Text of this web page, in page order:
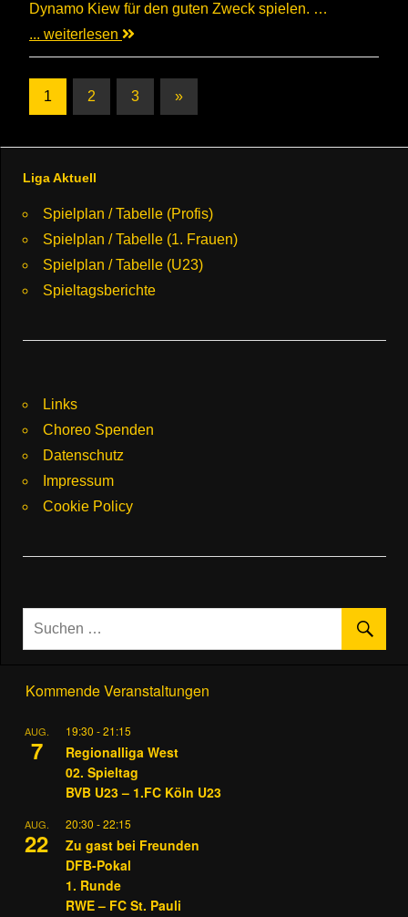
Dynamo Kiew für den guten Zweck spielen. …
... weiterlesen
Seitennummerierung
Beiträge
1 2 3
Nächste
»
Liga Aktuell
Spielplan / Tabelle (Profis)
Spielplan / Tabelle (1. Frauen)
Spielplan / Tabelle (U23)
Spieltagsberichte
Links
Choreo Spenden
Datenschutz
Impressum
Cookie Policy
Kommende Veranstaltungen
AUG.
7
19:30 -21:15
Regionalliga West
02. Spieltag
BVB U23 – 1.FC Köln U23
AUG.
22
20:30 -22:15
Zu gast bei Freunden
DFB-Pokal
1. Runde
RWE – FC St. Pauli